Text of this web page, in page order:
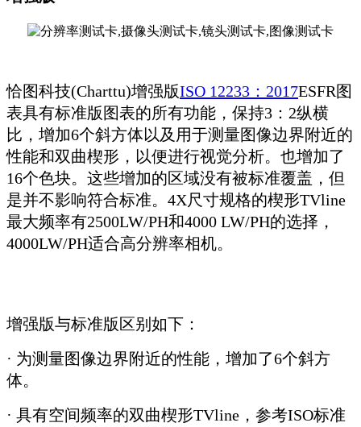
恰图科技(Charttu)增强版ISO 12233：2017ESFR图
表具有标准版图表的所有功能，保持3：2纵横
比，增加6个斜方体以及用于测量图像边界附近的
性能和双曲楔形，以便进行视觉分析。也增加了
16个色块。这些增加的区域没有被标准覆盖，但
是并不影响符合标准。4X尺寸规格的楔形TVline
最大频率有2500LW/PH和4000 LW/PH的选择，
4000LW/PH适合高分辨率相机。
增强版与标准版区别如下：
· 为测量图像边界附近的性能，增加了6个斜方
体。
· 具有空间频率的双曲楔形TVline，参考ISO标准